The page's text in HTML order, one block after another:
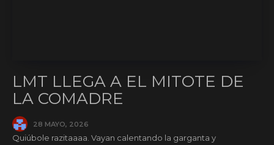
LMT LLEGA A EL MITOTE DE
LA COMADRE
28 MAYO, 2026
Quiúbole razitaaaa. Vayan calentando la garganta y